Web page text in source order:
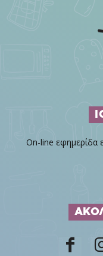
On-line εφημερίδα